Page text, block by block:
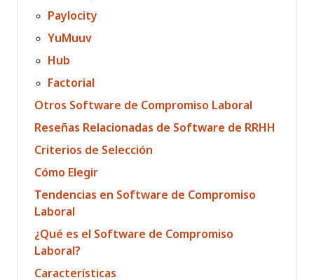
Paylocity
YuMuuv
Hub
Factorial
Otros Software de Compromiso Laboral
Reseñas Relacionadas de Software de RRHH
Criterios de Selección
Cómo Elegir
Tendencias en Software de Compromiso
Laboral
¿Qué es el Software de Compromiso
Laboral?
Características